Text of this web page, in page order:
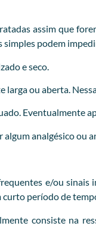
assim que
simples podem
e seco.
larga ou aberta.
Eventualmente
algum analgésico
e/ou
período de
consiste na